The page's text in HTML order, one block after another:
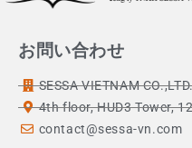
お問い合わせ
SESSA VIETNAM
4th floor, HUD3 Tower,
contact@sessa-vn.com